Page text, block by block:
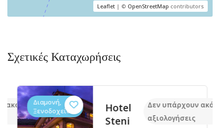
Leaflet | © OpenStreetMap contributors
Σχετικές Καταχωρήσεις
ακόμα
Διαμονή,
Ξενοδοχεία
Hotel
Steni
Δεν υπάρχουν
αξιολογήσεις